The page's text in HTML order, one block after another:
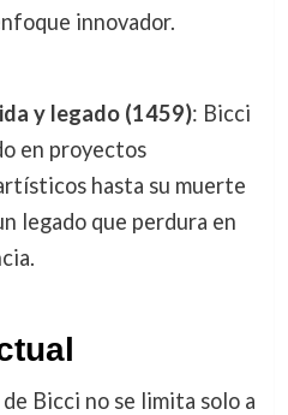
innovador.
y legado (1459): Bicci
en proyectos
hasta su muerte
legado que perdura en
Bicci no se limita solo a